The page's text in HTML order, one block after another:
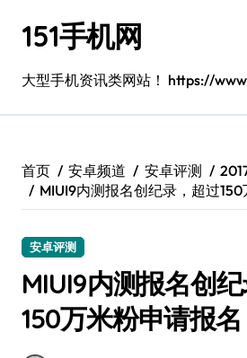
151手机网
大型手机资讯类网站！ https://
首页 安卓频道 安卓评测
MIUI9内测报名创纪录，超过
安卓评测
MIUI9内测报名创
150万米粉申请报名